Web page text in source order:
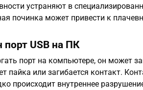
устраняют в
починка может привести к
USB на ПК
порт на компьютере, он может
пайка или загибается контакт.
происходит внутреннее